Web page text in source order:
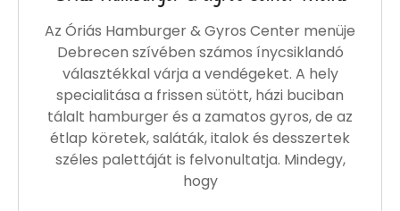
Az Óriás Hamburger & Gyros Center menüje
Debrecen szívében számos ínycsiklandó
választékkal várja a vendégeket. A hely
specialitása a frissen sütött, házi buciban
tálalt hamburger és a zamatos gyros, de az
étlap köretek, saláták, italok és desszertek
széles palettáját is felvonultatja. Mindegy,
hogy